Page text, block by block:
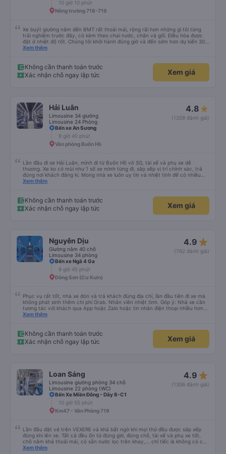
10 giờ 10 phút
Nông trường 718-719
Xe buýt giường nằm đến BMT rất thoải mái, rộng rãi hơn những gì tôi từng
trải nghiệm trước đây, có kèm theo chai nước, chăn và gối. Điều hòa được
đặt ở nhiệt độ tốt. Chúng tôi khởi hành đúng giờ và đến sớm hơn dự kiến 30
phút. Tài xế rất tuyệt so với những tài xế khác ở Việt Nam! Không quá nhiều
GPS và biển số xe vì tôi phải tìm kiếm xung quanh bến xe để tìm thấy nó, đây
là vấn đề của bến xe Đà Lạt (không phải tất cả các xe buýt đều có bảng
thông tin), chứ không phải của công ty.
Xem thêm
Không cần thanh toán trước
Xác nhận chỗ ngay lập tức
Xem giá
Hải Luân
Limousine 34 giường
Limousine 24 Phòng
4.8
(1209 đánh giá)
Bến xe An Sương
8 giờ 40 phút
Văn phòng Buôn Hồ
Lần đầu đi xe Hải Luân, mình đi từ Buôn Hồ vô SG, tài xế và phụ xe dễ
thương. Xe ko có mùi như 1 số xe mình từng đi, sắp xếp vị trí chính xác, trả
đúng nơi khách đăng kí. Mong nhà xe luôn uy tín và nhiệt tình để có nhiều
khách hàng hơn nữa
Xem thêm
Không cần thanh toán trước
Xác nhận chỗ ngay lập tức
Xem giá
Nguyên Dịu
Giường nằm 40 chỗ
Limousine 34 phòng
4.9 star_rate
(762 đánh giá)
Bến xe Ngã 4 Ga
9 giờ 45 phút
Đông Sơn (Cư Kuin)
Phục vụ rất tốt, nhà xe đón và trả khách đúng địa chỉ, lần đầu tiên đi xe mà
không phát sinh thêm chi phí Grab. Nhân viên nhiệt tình. Góp ý: Nhà xe cần
tương tác với khách qua App hoặc Zalo hoặc tin nhắn điện thoại nhiều hơn
nữa để hành khách yên tâm đặc biệt là khách đặt vé qua App. Chân thành
Xem thêm
Không cần thanh toán trước
Xác nhận chỗ ngay lập tức
Xem giá
Loan Sáng
Limousine giường phòng 34 chỗ
Limousine 22 phòng (WC)
4.9 star_rate
(1306 đánh giá)
Bến Xe Miền Đông - Dãy 6-C1
10 giờ 55 phút
Km47 - Văn Phòng 719
Lần đầu đặt vé trên VEXERE và khá bất ngờ khi mọi thứ đều được sắp xếp
đúng khi lên xe. Tất cả đều ổn từ đúng giờ, đúng chỗ, tài xế và phụ xe tốt,
chỗ nằm khá thoải mái, có sẵn nước lọc trên khay,... chỉ tiếc là không có chỗ
để sạc pin thôi. Nhưng vậy cũng quá ổn rồi!
Xem thêm